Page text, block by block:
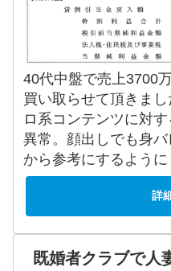
40代中盤で売上3700
買い取らせて頂きま
ロ系コンテンツに対
異常。顔出しでも身
から参考にするように
詳
既婚者クラブで人